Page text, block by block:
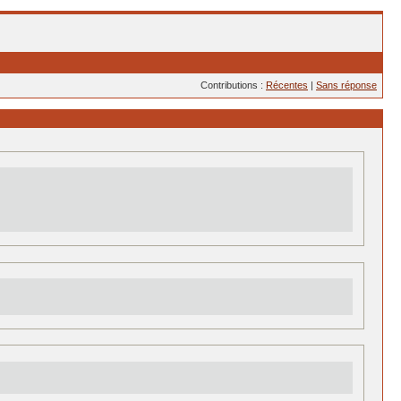
Contributions : Récentes | Sans réponse